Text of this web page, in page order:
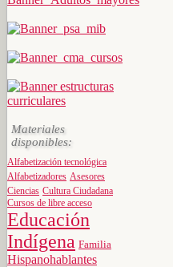
Materiales
disponibles:
Alfabetización tecnológica
Alfabetizadores Asesores
Ciencias Cultura Ciudadana
Cursos de libre acceso
Educación
Indígena Familia
Hispanohablantes